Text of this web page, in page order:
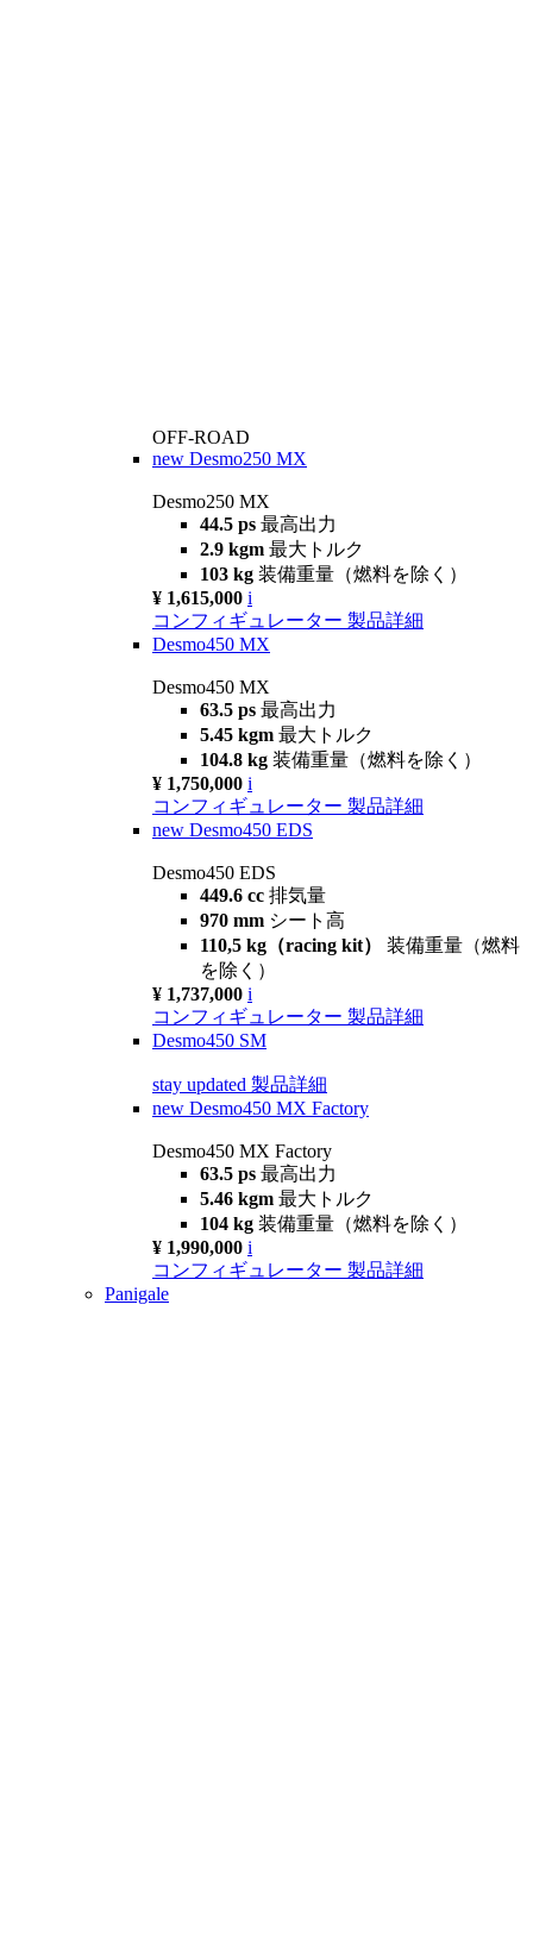
OFF-ROAD
new Desmo250 MX
Desmo250 MX
44.5 ps 最高出力
2.9 kgm 最大トルク
103 kg 装備重量（燃料を除く）
¥ 1,615,000 i
コンフィギュレーター 製品詳細
Desmo450 MX
Desmo450 MX
63.5 ps 最高出力
5.45 kgm 最大トルク
104.8 kg 装備重量（燃料を除く）
¥ 1,750,000 i
コンフィギュレーター 製品詳細
new Desmo450 EDS
Desmo450 EDS
449.6 cc 排気量
970 mm シート高
110,5 kg（racing kit） 装備重量（燃料
を除く）
¥ 1,737,000 i
コンフィギュレーター 製品詳細
Desmo450 SM
stay updated 製品詳細
new Desmo450 MX Factory
Desmo450 MX Factory
63.5 ps 最高出力
5.46 kgm 最大トルク
104 kg 装備重量（燃料を除く）
¥ 1,990,000 i
コンフィギュレーター 製品詳細
Panigale